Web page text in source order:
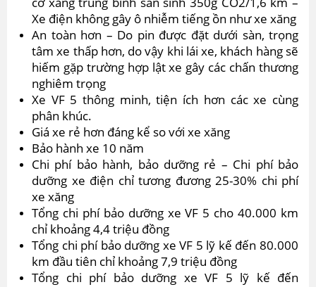
Xe điện không gây ô nhiễm tiếng ồn như xe xăng
An toàn hơn – Do pin được đặt dưới sàn, trọng
tâm xe thấp hơn, do vậy khi lái xe, khách hàng sẽ
hiếm gặp trường hợp lật xe gây các chấn thương
nghiêm trọng
Xe VF 5 thông minh, tiện ích hơn các xe cùng
phân khúc.
Giá xe rẻ hơn đáng kể so với xe xăng
Bảo hành xe 10 năm
Chi phí bảo hành, bảo dưỡng rẻ – Chi phí bảo
dưỡng xe điện chỉ tương đương 25-30% chi phí
xe xăng
Tổng chi phí bảo dưỡng xe VF 5 cho 40.000 km
chỉ khoảng 4,4 triệu đồng
Tổng chi phí bảo dưỡng xe VF 5 lỹ kế đến 80.000
km đầu tiên chỉ khoảng 7,9 triệu đồng
Tổng chi phí bảo dưỡng xe VF 5 lỹ kế đến